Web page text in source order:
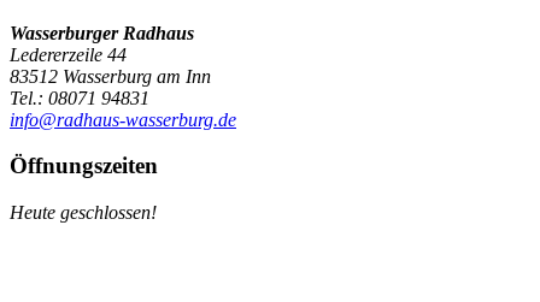
Wasserburger Radhaus
Ledererzeile 44
83512 Wasserburg am Inn
Tel.: 08071 94831
info@radhaus-wasserburg.de
Öffnungszeiten
Heute geschlossen!